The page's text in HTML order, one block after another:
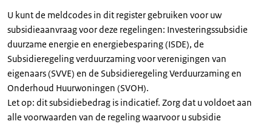
U kunt de meldcodes in dit register gebruiken voor uw
subsidieaanvraag voor deze regelingen: Investeringssubsidie
duurzame energie en energiebesparing (ISDE), de
Subsidieregeling verduurzaming voor verenigingen van
eigenaars (SVVE) en de Subsidieregeling Verduurzaming en
Onderhoud Huurwoningen (SVOH).
Let op: dit subsidiebedrag is indicatief. Zorg dat u voldoet aan
alle voorwaarden van de regeling waarvoor u subsidie